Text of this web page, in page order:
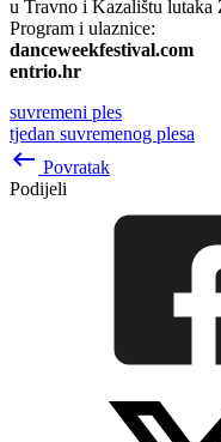
u Travno i Kazalištu lutaka
Program i ulaznice:
danceweekfestival.com
entrio.hr
suvremeni ples
tjedan suvremenog plesa
keyboard_backspace Povratak
Podijeli